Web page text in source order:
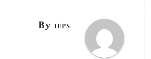
By IEPS